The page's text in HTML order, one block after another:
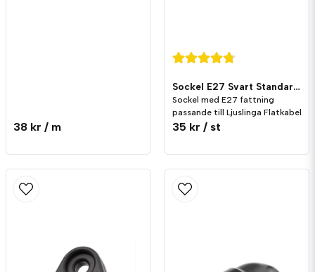
38 kr / m
Sockel E27 Svart Standard med fäste till flatkabel inkl. tätningsring
Sockel med E27 fattning
passande till Ljuslinga Flatkabel
35 kr / st